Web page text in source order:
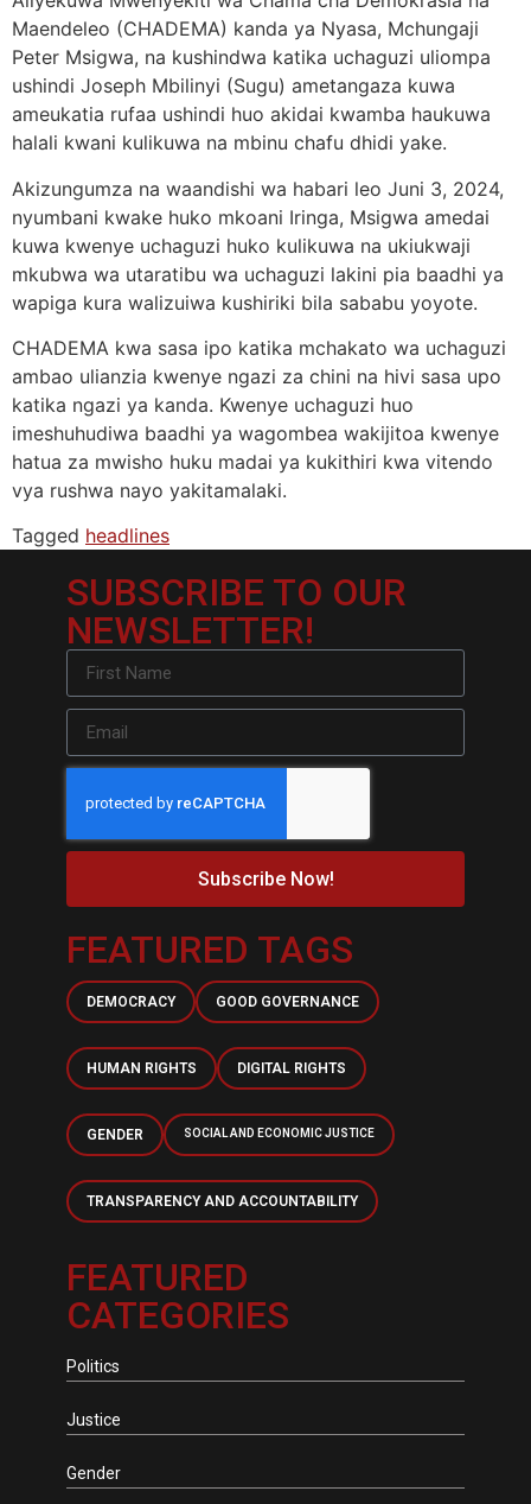
Maendeleo (CHADEMA) kanda ya Nyasa, Mchungaji
Peter Msigwa, na kushindwa katika uchaguzi uliompa
ushindi Joseph Mbilinyi (Sugu) ametangaza kuwa
ameukatia rufaa ushindi huo akidai kwamba haukuwa
halali kwani kulikuwa na mbinu chafu dhidi yake.
Akizungumza na waandishi wa habari leo Juni 3, 2024,
nyumbani kwake huko mkoani Iringa, Msigwa amedai
kuwa kwenye uchaguzi huko kulikuwa na ukiukwaji
mkubwa wa utaratibu wa uchaguzi lakini pia baadhi ya
wapiga kura walizuiwa kushiriki bila sababu yoyote.
CHADEMA kwa sasa ipo katika mchakato wa uchaguzi
ambao ulianzia kwenye ngazi za chini na hivi sasa upo
katika ngazi ya kanda. Kwenye uchaguzi huo
imeshuhudiwa baadhi ya wagombea wakijitoa kwenye
hatua za mwisho huku madai ya kukithiri kwa vitendo
vya rushwa nayo yakitamalaki.
Tagged headlines
SUBSCRIBE TO OUR
NEWSLETTER!
Subscribe Now!
FEATURED TAGS
DEMOCRACY GOOD GOVERNANCE
HUMAN RIGHTS DIGITAL RIGHTS
GENDER SOCIAL AND ECONOMIC JUSTICE
TRANSPARENCY AND ACCOUNTABILITY
FEATURED
CATEGORIES
Politics
Justice
Gender